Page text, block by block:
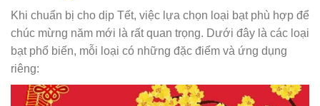
Khi chuẩn bị cho dịp Tết, việc lựa chọn loại bạt phù hợp để
chúc mừng năm mới là rất quan trọng. Dưới đây là các loại
bạt phổ biến, mỗi loại có những đặc điểm và ứng dụng
riêng: